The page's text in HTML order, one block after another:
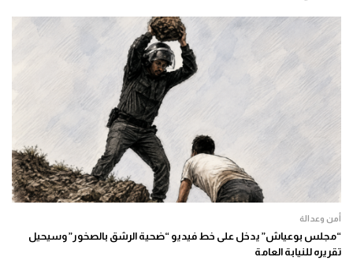
أمن وعدالة
“مجلس بوعياش” يدخل على خط فيديو “ضحية الرشق بالصخور” وسيحيل
تقريره للنيابة العامة